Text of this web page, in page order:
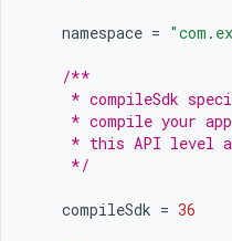
namespace =
/**
* compileSdk
* compile your
* this API level
     */
compileSdk = 36